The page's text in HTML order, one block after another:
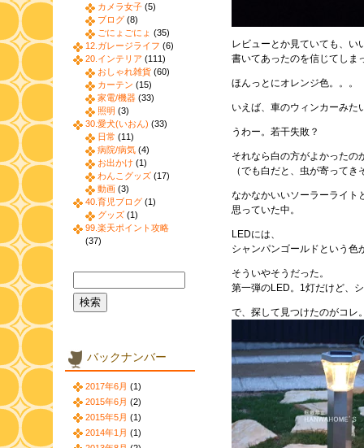
レビューとか見ていても、い
書いてあったのを信じてしま
ほんっとにオレンジ色。。。
いえば、車のウィンカーみた
うわー。若干失敗？
それなら白の方がよかったの
（でも白だと、虫が寄って
なかなかいいソーラーライト
思っていた中。
LEDには、
シャンパンゴールドという色
そういやそうだった。
第一弾のLED。1灯だけど、
で、探して見つけたのがコレ
カメラ女子 (5)
ブログ (8)
ごにょごにょ (35)
12.ガレージライフ (6)
20.インテリア (111)
おしゃれ雑貨 (60)
カーテン (15)
家電/機器 (33)
照明 (3)
30.愛犬(いおん) (33)
日常 (11)
病院/病気 (4)
お出かけ (1)
わんこグッズ (17)
動画 (3)
40.育児ブログ (1)
グッズ (1)
99.楽天ポイント攻略
(37)
バックナンバー
2017年6月 (1)
2015年6月 (2)
2015年5月 (1)
2014年1月 (1)